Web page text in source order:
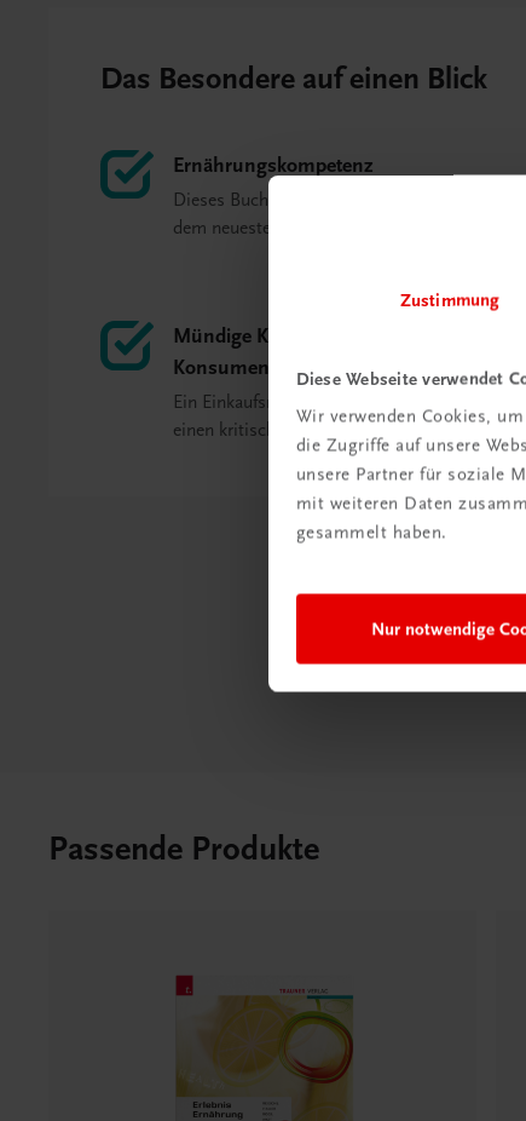
Zustimmung
Diese Webseite verwendet
Wir verwenden Cookies,
die Zugriffe auf unsere
unsere Partner für soziale
mit weiteren Daten
gesammelt haben.
Nur notwendige
Das Besondere auf einen Blick
Ernährungskompetenz
Dieses Buch bietet Ernährungswissen auf
dem neuesten Stand.
Mündige Konsumentinnen und
Konsumenten
Ein Einkaufsratgeber soll die Schüler/innen an
einen kritischen Konsum heranführen.
Passende Produkte